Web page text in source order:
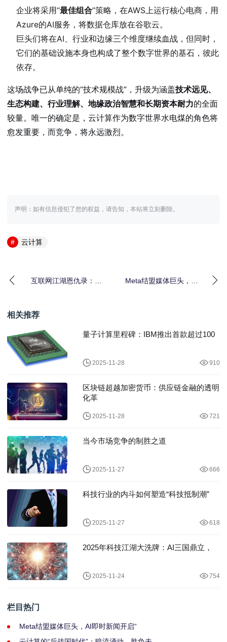
企业将采用“最佳组合”策略，在AWS上运行核心电商，用
Azure的AI服务，将数据仓库放在谷歌云。
巨头们将在AI、行业和边缘三个维度继续血战，但同时，
它们的基础设施本身也构成了整个数字世界的基石，彼此
依存。
这场战争已从单纯的“技术规模战”，升级为涵盖技术远见、
生态构建、行业理解、地缘政治智慧和长期资本耐力的全面
较量。唯一的确定是，云计算作为数字世界水电煤的角色将
愈发重要，而竞争，将永远激烈。
声明：如有信息侵犯了您的权益，请告知，本站将立刻删除。
云计算
互联网江湖恩仇录：那
Meta结盟媒体巨头，AI
相关推荐
量子计算里程碑：IBM推出首款超过100
2025-11-28 910
区块链超越加密货币：供应链金融的透明
化革
2025-11-28 721
当今市场竞争的制胜之道
2025-11-27 666
科技行业的内斗如何塑造“科技抵制潮”
2025-11-27 618
2025年科技江湖大洗牌：AI三国鼎立，
2025-11-24 754
栏目热门
Meta结盟媒体巨头，AI即时新闻开启“